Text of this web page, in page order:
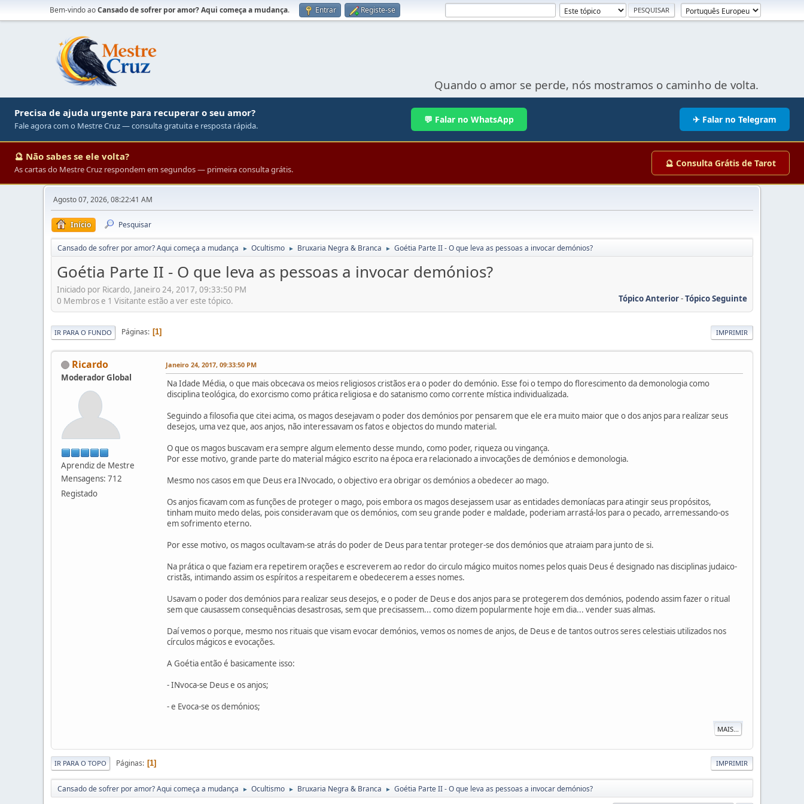
Bem-vindo aoCansado de sofrer por amor? Aqui começa a mudança. Entrar Registe-se
Quando o amor se perde, nós mostramos o caminho de volta.
Precisa de ajuda urgente para recuperar o seu amor?
Fale agora com o Mestre Cruz — consulta gratuita e resposta rápida.
💬 Falar no WhatsApp ✈ Falar no Telegram
🔮 Não sabes se ele volta?
As cartas do Mestre Cruz respondem em segundos — primeira consulta grátis.
🔮 Consulta Grátis de Tarot
Agosto 07, 2026, 08:22:41 AM
Início Pesquisar
Cansado de sofrer por amor? Aqui começa a mudança ► Ocultismo ► Bruxaria Negra & Branca ► Goétia Parte II - O que leva as pessoas a invocar demónios?
Goétia Parte II - O que leva as pessoas a invocar demónios?
Iniciado por Ricardo, Janeiro 24, 2017, 09:33:50 PM
Tópico Anterior-Tópico Seguinte
0 Membros e 1 Visitante estão a ver este tópico.
IMPRIMIR
IR PARA O FUNDO Páginas 1
Ricardo
Moderador Global
Aprendiz de Mestre
Mensagens: 712
Registado
Janeiro 24, 2017, 09:33:50 PM
Na Idade Média, o que mais obcecava os meios religiosos cristãos era o poder do demónio. Esse foi o tempo do florescimento da demonologia como
disciplina teológica, do exorcismo como prática religiosa e do satanismo como corrente mística individualizada.
Seguindo a filosofia que citei acima, os magos desejavam o poder dos demónios por pensarem que ele era muito maior que o dos anjos para realizar seus
desejos, uma vez que, aos anjos, não interessavam os fatos e objectos do mundo material.
O que os magos buscavam era sempre algum elemento desse mundo, como poder, riqueza ou vingança.
Por esse motivo, grande parte do material mágico escrito na época era relacionado a invocações de demónios e demonologia.
Mesmo nos casos em que Deus era INvocado, o objectivo era obrigar os demónios a obedecer ao mago.
Os anjos ficavam com as funções de proteger o mago, pois embora os magos desejassem usar as entidades demoníacas para atingir seus propósitos,
tinham muito medo delas, pois consideravam que os demónios, com seu grande poder e maldade, poderiam arrastá-los para o pecado, arremessando-os
em sofrimento eterno.
Por esse motivo, os magos ocultavam-se atrás do poder de Deus para tentar proteger-se dos demónios que atraiam para junto de si.
Na prática o que faziam era repetirem orações e escreverem ao redor do circulo mágico muitos nomes pelos quais Deus é designado nas disciplinas judaico-
cristãs, intimando assim os espíritos a respeitarem e obedecerem a esses nomes.
Usavam o poder dos demónios para realizar seus desejos, e o poder de Deus e dos anjos para se protegerem dos demónios, podendo assim fazer o ritual
sem que causassem consequências desastrosas, sem que precisassem... como dizem popularmente hoje em dia... vender suas almas.
Daí vemos o porque, mesmo nos rituais que visam evocar demónios, vemos os nomes de anjos, de Deus e de tantos outros seres celestiais utilizados nos
círculos mágicos e evocações.
A Goétia então é basicamente isso:
- INvoca-se Deus e os anjos;
- e Evoca-se os demónios;
MAIS...
IMPRIMIR
IR PARA O TOPO Páginas 1
Cansado de sofrer por amor? Aqui começa a mudança ► Ocultismo ► Bruxaria Negra & Branca ► Goétia Parte II - O que leva as pessoas a invocar demónios?